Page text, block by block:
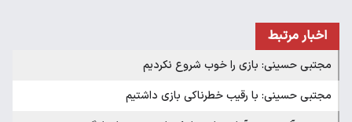
اخبار مرتبط
مجتبی حسینی: بازی را خوب شروع نکردیم
مجتبی حسینی: با رقیب خطرناکی بازی داشتیم